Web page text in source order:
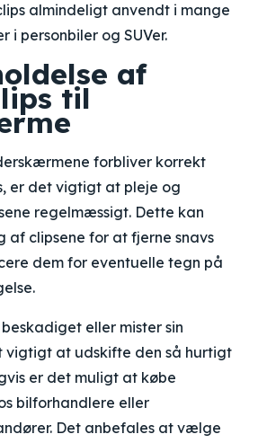
almindeligt anvendt i mange
i personbiler og SUVer.
af
til
forbliver korrekt
er det vigtigt at pleje og
regelmæssigt. Dette kan
af clipsene for at fjerne snavs
dem for eventuelle tegn på
eller mister sin
vigtigt at udskifte den så hurtigt
er det muligt at købe
bilforhandlere eller
Det anbefales at vælge